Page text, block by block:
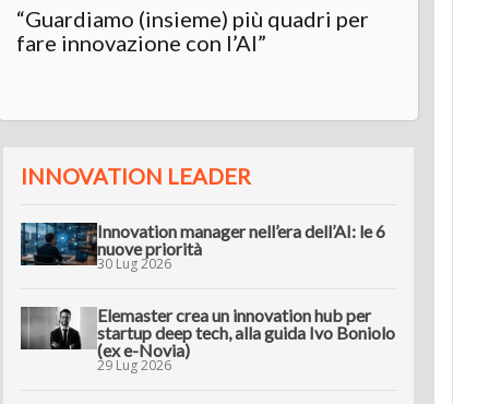
“Guardiamo (insieme) più quadri per
fare innovazione con l’AI”
INNOVATION LEADER
Innovation manager nell’era dell’AI: le 6
nuove priorità
30 Lug 2026
Elemaster crea un innovation hub per
startup deep tech, alla guida Ivo Boniolo
(ex e-Novia)
29 Lug 2026